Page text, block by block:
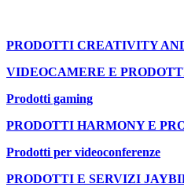
PRODOTTI CREATIVITY
VIDEOCAMERE E
Prodotti gaming
PRODOTTI HARMONY E
Prodotti per videoconferenze
PRODOTTI E SERVIZI